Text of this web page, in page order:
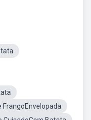
FrangoEnvelopada